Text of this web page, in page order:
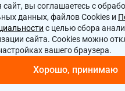
8:00-17:00
ул.Проспект Победы,
сайт, вы соглашаетесь с
данных, файлов Cookies и
с целью сбора
сайта. Cookies можно
вашего браузера.
Хорошо, принимаю